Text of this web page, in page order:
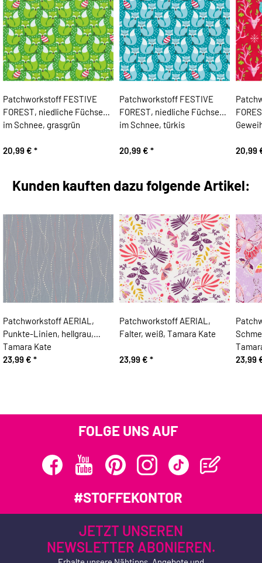
Patchworkstoff FESTIVE
FOREST, niedliche Füchse
im Schnee, grasgrün
20,99 € *
Patchworkstoff FESTIVE
FOREST, niedliche Füchse
im Schnee, türkis
20,99 € * 20,99
Kunden kauften dazu folgende Artikel:
Patchworkstoff AERIAL,
Punkte-Linien, hellgrau,
Tamara Kate
23,99 € *
Patchworkstoff AERIAL,
Falter, weiß, Tamara Kate
23,99 € *
23,99
FOLGE UNS AUF
#STOFFEKONTOR
JETZT UNSEREN
NEWSLETTER ABONIEREN.